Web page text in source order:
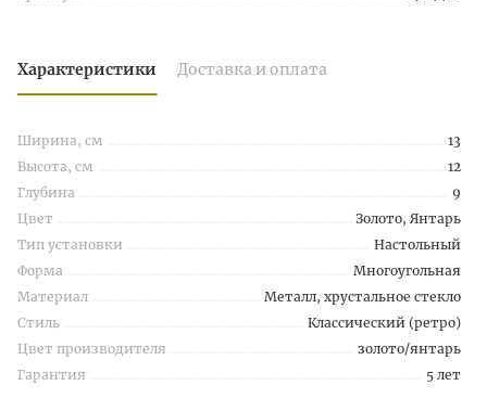
Характеристики Доставка и оплата
Ширина, см
13
Высота, см
12
Глубина
9
Цвет
Золото, Янтарь
Тип установки
Настольный
Форма
Многоугольная
Материал
Металл, хрустальное стекло
Стиль
Классический (ретро)
Цвет производителя
золото/янтарь
Гарантия
5 лет